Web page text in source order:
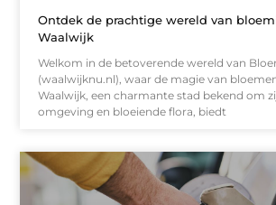
Ontdek de prachtige wereld van
Waalwijk
Welkom in de betoverende wereld van
(waalwijknu.nl), waar de magie van
Waalwijk, een charmante stad bekend om
omgeving en bloeiende flora, biedt